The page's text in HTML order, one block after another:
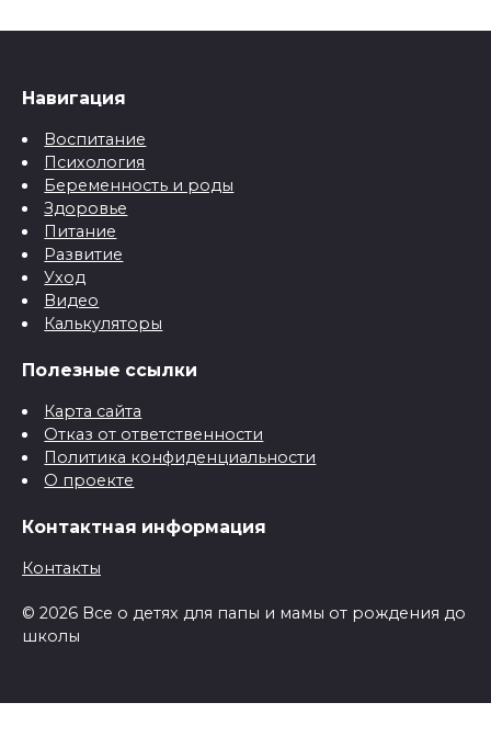
Навигация
Воспитание
Психология
Беременность и роды
Здоровье
Питание
Развитие
Уход
Видео
Калькуляторы
Полезные ссылки
Карта сайта
Отказ от ответственности
Политика конфиденциальности
О проекте
Контактная информация
Контакты
© 2026 Все о детях для папы и мамы от рождения до
школы